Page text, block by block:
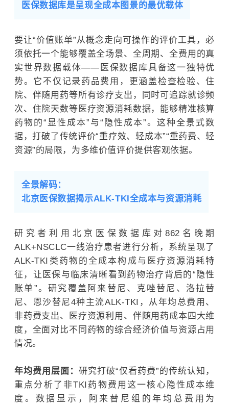
医保数据库是呈现全成本图景的最优载体
要让“价值账单”从概念走向可操作的评价工具，必
须依托一个能够覆盖全场景、全周期、全费用的真
实世界数据载体——医保数据库具备这一独特优
势。它不仅记录药品费用，更涵盖检查检验、住
院、伴随用药等所有诊疗支出，同时可追踪就诊频
次、住院天数等医疗资源消耗数据，能够精准核算
药物的“显性成本”与“隐性成本”。这种全景式数
据，打破了传统评价“重疗效、轻成本”“重药费、轻
资源”的局限，为多维价值评价提供客观依据。
全景解码：
北京医保数据揭示ALK-TKI全成本与资源消耗
研究者利用北京医保数据库对862名晚期
ALK+NSCLC一线治疗患者进行分析，系统呈现了
ALK-TKI类药物的全成本构成与医疗资源消耗特
征，让医保与临床清晰看到药物治疗背后的“隐性
账单”。研究覆盖阿来替尼、克唑替尼、洛拉替
尼、恩沙替尼4种主流ALK-TKI，从年均总费用、
非药费支出、医疗资源利用、伴随用药成本四大维
度，全面对比不同药物的综合经济价值与资源占用
情况。
年均费用层面：研究打破“仅看药费”的传统认知，
重点分析了非TKI药物费用这一核心隐性成本维
度。数据显示，阿来替尼组的年均总费用为